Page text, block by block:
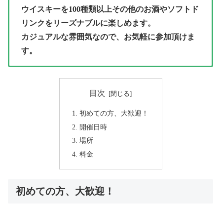
ウイスキーを100種類以上その他のお酒やソフトド
リンクをリーズナブルに楽しめます。
カジュアルな雰囲気なので、お気軽に参加頂けま
す。
目次
初めての方、大歓迎！
開催日時
場所
料金
初めての方、大歓迎！